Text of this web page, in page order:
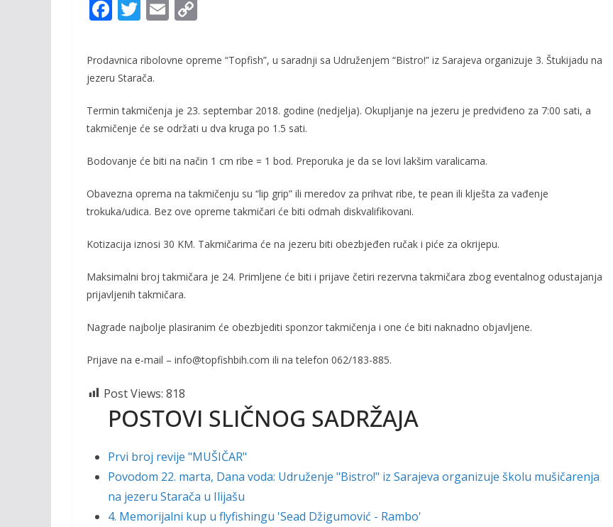
F
e
b
o
o
T
itt
er
E
ai p
n
Prodavnica ribolovne opreme “Topfish”, u saradnji sa Udruženjem “Bistro!” iz Sarajeva organizuje 3. Štukijadu na
jezeru Starača.
Termin takmičenja je 23. septembar 2018. godine (nedjelja). Okupljanje na jezeru je predviđeno za 7:00 sati, a
takmičenje će se održati u dva kruga po 1.5 sati.
Bodovanje će biti na način 1 cm ribe = 1 bod. Preporuka je da se lovi lakšim varalicama.
Obavezna oprema na takmičenju su “lip grip” ili meredov za prihvat ribe, te pean ili klješta za vađenje
trokuka/udica. Bez ove opreme takmičari će biti odmah diskvalifikovani.
Kotizacija iznosi 30 KM. Takmičarima će na jezeru biti obezbjeđen ručak i piće za okrijepu.
Maksimalni broj takmičara je 24. Primljene će biti i prijave četiri rezervna takmičara zbog eventalnog odustajanja
prijavljenih takmičara.
Nagrade najbolje plasiranim će obezbjediti sponzor takmičenja i one će biti naknadno objavljene.
Prijave na e-mail – info@topfishbih.com ili na telefon 062/183-885.
Post Views: 818
POSTOVI SLIČNOG SADRŽAJA
Prvi broj revije "MUŠIČAR"
Povodom 22. marta, Dana voda: Udruženje "Bistro!" iz Sarajeva organizuje školu mušičarenja
na jezeru Starača u Ilijašu
4. Memorijalni kup u flyfishingu 'Sead Džigumović - Rambo'